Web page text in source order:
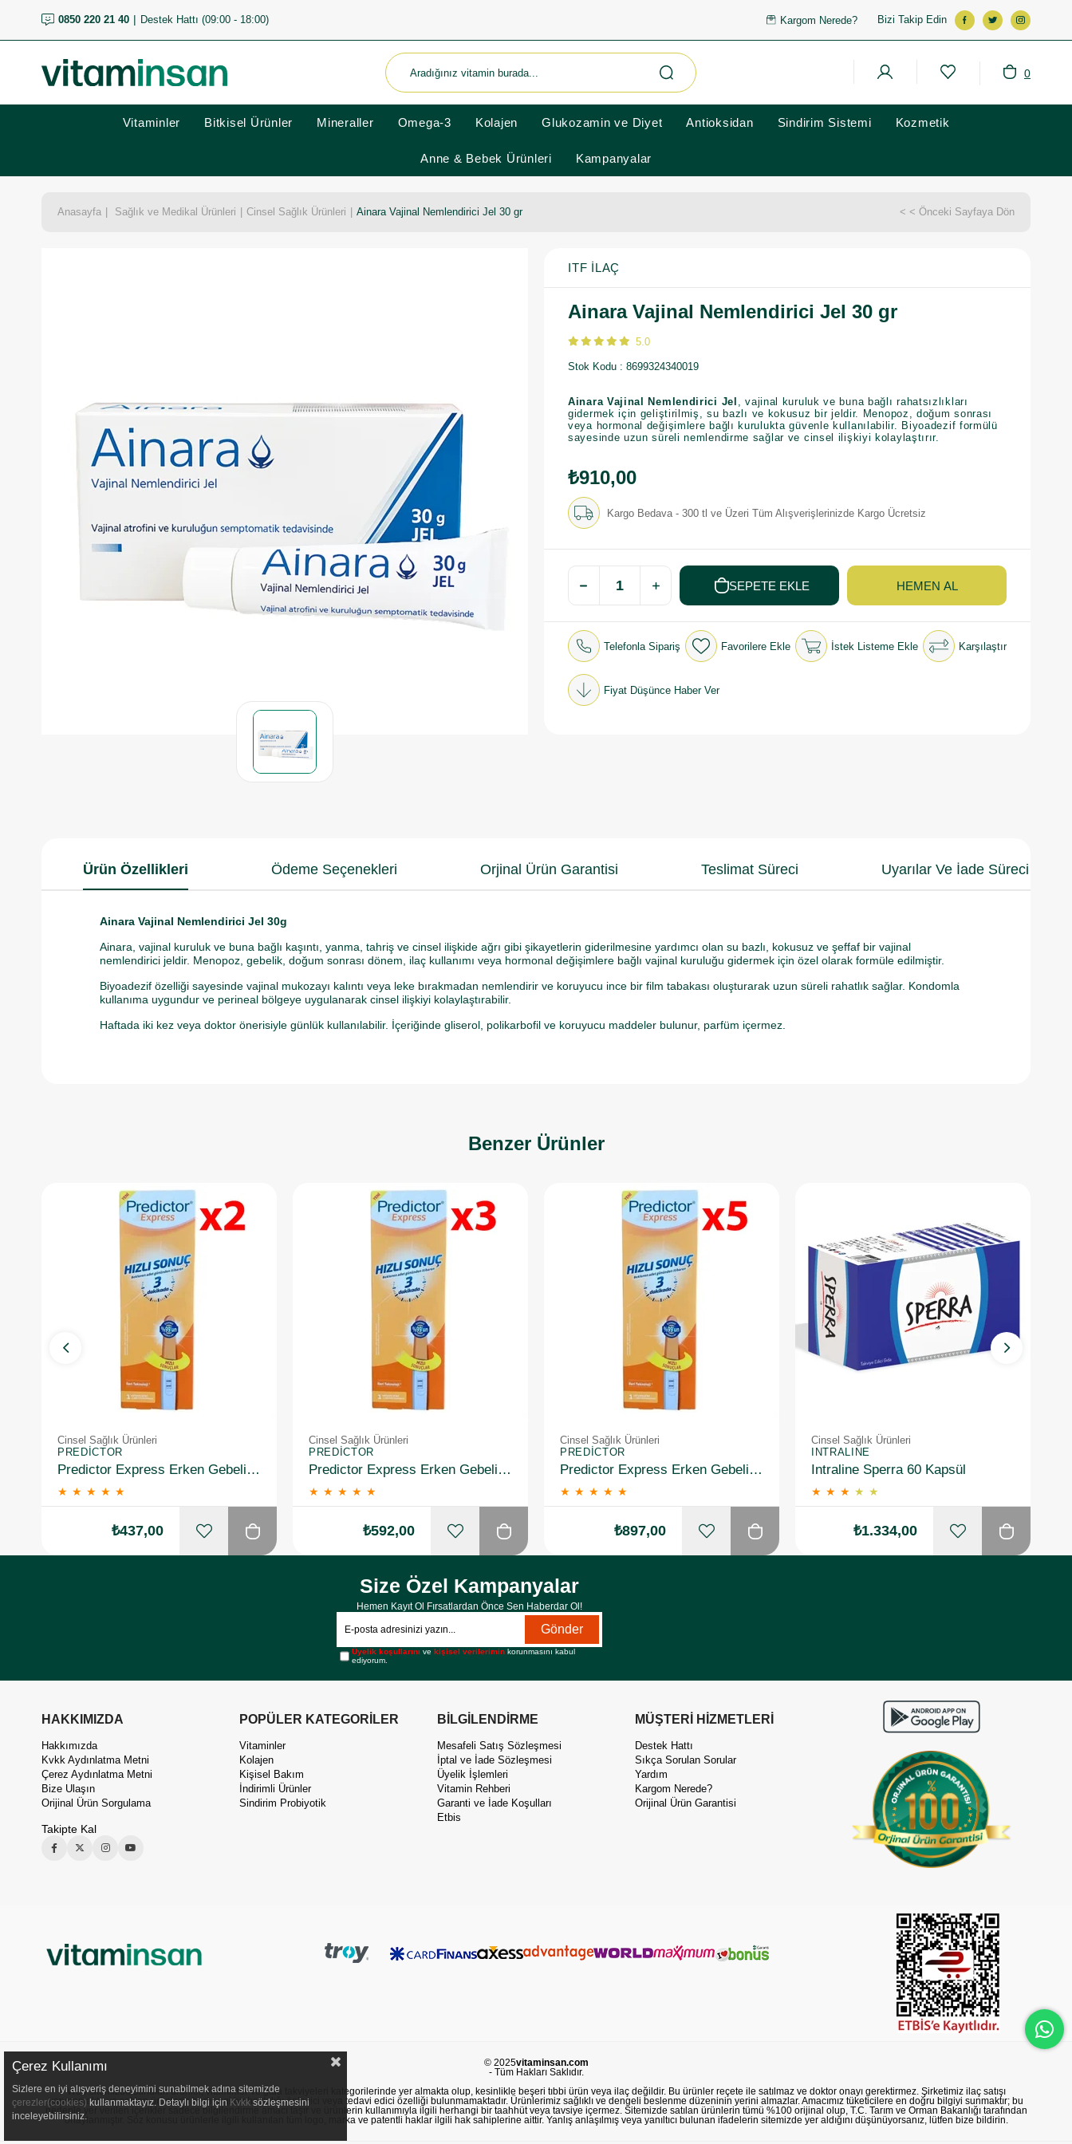
0850 220 21 40 Destek Hattı (09:00 - 18:00) Kargom Nerede? Bizi Takip Edin
0
Vitaminler Bitkisel Ürünler Mineraller Omega-3 Kolajen Glukozamin ve Diyet Antioksidan Sindirim Sistemi Kozmetik
Anne & Bebek Ürünleri Kampanyalar
Anasayfa Sağlık ve Medikal Ürünleri Cinsel Sağlık Ürünleri Ainara Vajinal Nemlendirici Jel 30 gr < < Önceki Sayfaya Dön
ITF İLAÇ
Ainara Vajinal Nemlendirici Jel 30 gr
5.0
Stok Kodu 8699324340019
Ainara Vajinal Nemlendirici Jel , vajinal kuruluk ve buna bağlı rahatsızlıkları
gidermek için geliştirilmiş, su bazlı ve kokusuz bir jeldir. Menopoz, doğum sonrası
veya hormonal değişimlere bağlı kurulukta güvenle kullanılabilir. Biyoadezif formülü
sayesinde uzun süreli nemlendirme sağlar ve cinsel ilişkiyi kolaylaştırır.
₺910,00
Kargo Bedava - 300 tl ve Üzeri Tüm Alışverişlerinizde Kargo Ücretsiz
Telefonla Sipariş Favorilere Ekle İstek Listeme Ekle Karşılaştır
Fiyat Düşünce Haber Ver
Ürün Özellikleri Ödeme Seçenekleri Orjinal Ürün Garantisi Teslimat Süreci Uyarılar Ve İade Süreci
Ainara Vajinal Nemlendirici Jel 30g
Ainara, vajinal kuruluk ve buna bağlı kaşıntı, yanma, tahriş ve cinsel ilişkide ağrı gibi şikayetlerin giderilmesine yardımcı olan su bazlı, kokusuz ve şeffaf bir vajinal
nemlendirici jeldir. Menopoz, gebelik, doğum sonrası dönem, ilaç kullanımı veya hormonal değişimlere bağlı vajinal kuruluğu gidermek için özel olarak formüle edilmiştir.
Biyoadezif özelliği sayesinde vajinal mukozayı kalıntı veya leke bırakmadan nemlendirir ve koruyucu ince bir film tabakası oluşturarak uzun süreli rahatlık sağlar. Kondomla
kullanıma uygundur ve perineal bölgeye uygulanarak cinsel ilişkiyi kolaylaştırabilir.
Haftada iki kez veya doktor önerisiyle günlük kullanılabilir. İçeriğinde gliserol, polikarbofil ve koruyucu maddeler bulunur, parfüm içermez.
Benzer Ürünler
Cinsel Sağlık Ürünleri
PREDICTOR
Predictor Express Erken Gebelik Testi 2 Adet
★ ★ ★ ★ ★
₺437,00
Cinsel Sağlık Ürünleri
PREDICTOR
Predictor Express Erken Gebelik Testi 3 Adet
★ ★ ★ ★ ★
₺592,00
Cinsel Sağlık Ürünleri
PREDICTOR
Predictor Express Erken Gebelik Testi 5 Adet
★ ★ ★ ★ ★
₺897,00
Cinsel Sağlık Ürünleri
INTRALINE
Intraline Sperra 60 Kapsül
★ ★ ★ ★ ★
₺1.334,00
Size Özel Kampanyalar
Hemen Kayıt Ol Fırsatlardan Önce Sen Haberdar Ol!
Gönder
Üyelik koşullarını vekişisel verilerimin korunmasını kabul
ediyorum.
HAKKIMIZDA
Hakkımızda
Kvkk Aydınlatma Metni
Çerez Aydınlatma Metni
Bize Ulaşın
Orijinal Ürün Sorgulama
Takipte Kal
POPÜLER KATEGORİLER
Vitaminler
Kolajen
Kişisel Bakım
İndirimli Ürünler
Sindirim Probiyotik
BİLGİLENDİRME
Mesafeli Satış Sözleşmesi
İptal ve İade Sözleşmesi
Üyelik İşlemleri
Vitamin Rehberi
Garanti ve İade Koşulları
Etbis
MÜŞTERİ HİZMETLERİ
Destek Hattı
Sıkça Sorulan Sorular
Yardım
Kargom Nerede?
Orijinal Ürün Garantisi
© 2025vitaminsan.com
- Tüm Hakları Saklıdır.
Web sitemizde sunulan ürünler, vitaminler ve gıda takviyeleri kategorilerinde yer almakta olup, kesinlikle beşeri tıbbi ürün veya ilaç değildir. Bu ürünler reçete ile satılmaz ve doktor onayı gerektirmez. Şirketimiz ilaç satışı
yapmamakta ve satılan ürünlerin herhangi bir hastalığı önleyici veya tedavi edici özelliği bulunmamaktadır. Ürünlerimiz sağlıklı ve dengeli beslenme düzeninin yerini almazlar. Amacımız tüketicilere en doğru bilgiyi sunmaktır; bu
nedenle yer verilen içerikler sadece bilgilendirme amacı taşır ve ürünlerin kullanımıyla ilgili herhangi bir taahhüt veya tavsiye içermez. Sitemizde satılan ürünlerin tümü %100 orijinal olup, T.C. Tarım ve Orman Bakanlığı tarafından
onaylanmıştır. Söz konusu ürünlerle ilgili kullanılan tüm logo, marka ve patentli haklar ilgili hak sahiplerine aittir. Yanlış anlaşılmış veya yanıltıcı bulunan ifadelerin sitemizde yer aldığını düşünüyorsanız, lütfen bize bildirin.
Çerez Kullanımı
Sizlere en iyi alışveriş deneyimini sunabilmek adına sitemizde
çerezler(cookies) kullanmaktayız. Detaylı bilgi için Kvkk sözleşmesini
inceleyebilirsiniz.